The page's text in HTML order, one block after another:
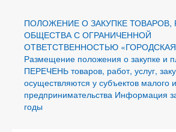
ПОЛОЖЕНИЕ О ЗАКУПКЕ ТОВАРОВ,
ОБЩЕСТВА С ОГРАНИЧЕННОЙ
ОТВЕТСТВЕННОСТЬЮ
Размещение положения о закупке и
ПЕРЕЧЕНЬ товаров, работ, услуг,
осуществляются у субъектов малого
предпринимательства Информация
годы